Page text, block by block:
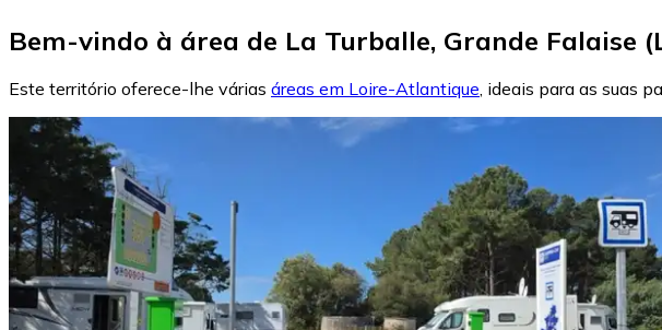
Bem-vindo à área de La Turballe, Grande Falaise
Este território oferece-lhe várias áreas em Loire-Atlantique, ideais para as suas